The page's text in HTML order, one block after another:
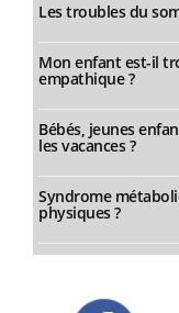
Les troubles du
Mon enfant est-il
empathique ?
Bébés, jeunes
les vacances ?
Syndrome
physiques ?